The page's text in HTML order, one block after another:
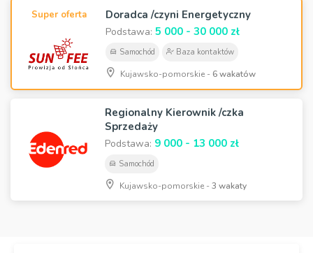
Super oferta Doradca /czyni Energetyczny
Podstawa: 5 000 - 30 000 zł
Samochód Baza kontaktów
Kujawsko-pomorskie - 6 wakatów
Regionalny Kierownik /czka
Sprzedaży
Podstawa: 9 000 - 13 000 zł
Samochód
Kujawsko-pomorskie -3 wakaty